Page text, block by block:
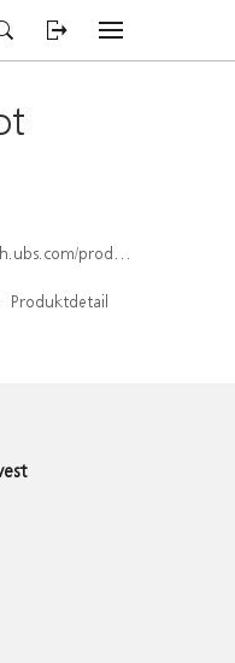
index/isin/CH1579649216
Produktdetail